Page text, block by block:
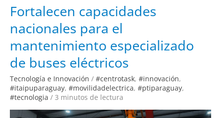
Fortalecen capacidades
nacionales para el
mantenimiento especializado
de buses eléctricos
Tecnología e Innovación / #centrotask, #innovación,
#itaipuparaguay, #movilidadelectrica, #ptiparaguay,
#tecnologia / 3 minutos de lectura
Fortalecen
capacidades
nacionales
para
el
especializado
de
buses
eléctricos